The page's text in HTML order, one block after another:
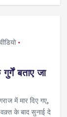
वीडियो
बताए जा
में मार दिए गए,
के बाद सुनाई दे